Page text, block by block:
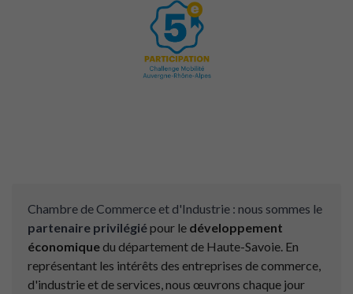
Chambre de Commerce et d'Industrie : nous sommes le
partenaire privilégiépour le développement
économique du département de Haute-Savoie. En
représentant les intérêts des entreprises de commerce,
d'industrie et de services, nous œuvrons chaque jour